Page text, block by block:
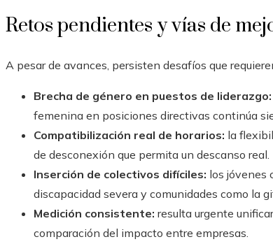
Retos pendientes y vías de
A pesar de avances, persisten desafíos que
Brecha de género en puestos de liderazgo:
femenina en posiciones directivas continúa
Compatibilización real de horarios: la
de desconexión que permita un descanso real.
Inserción de colectivos difíciles: los jóvenes
discapacidad severa y comunidades como la
Medición consistente: resulta urgente
comparación del impacto entre empresas.